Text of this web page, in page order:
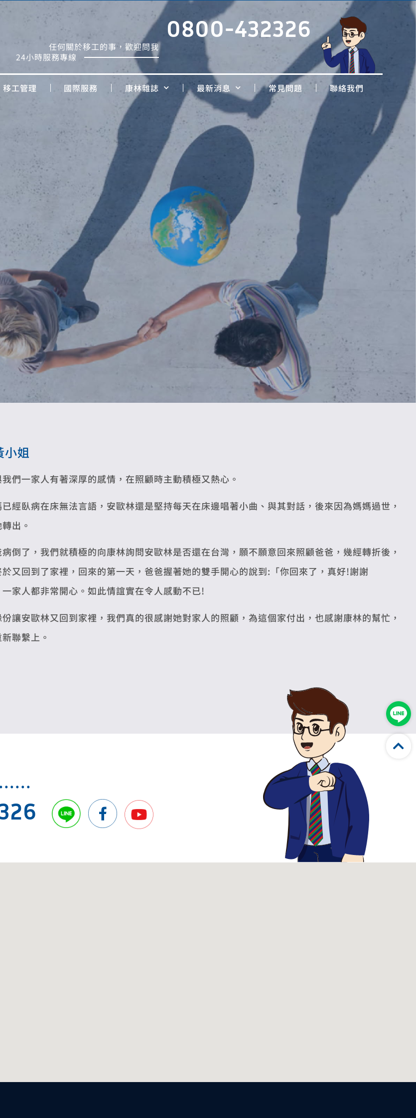
任何關於移工的事，歡迎問我
24小時服務專線
0800-432326
移工管理 國際服務 康林雜誌 最新消息 常見問題 聯絡我們
小姐
們一家人有著深厚的感情，在照顧時主動積極又熱心。
經臥病在床無法言語，安歐林還是堅持每天在床邊唱著小曲、與其對話，後來因為媽媽過世，
出。
倒了，我們就積極的向康林詢問安歐林是否還在台灣，願不願意回來照顧爸爸，幾經轉折後，
又回到了家裡，回來的第一天，爸爸握著她的雙手開心的說到:「你回來了，真好!謝謝
家人都非常開心。如此情誼實在令人感動不已!
讓安歐林又回到家裡，我們真的很感謝她對家人的照顧，為這個家付出，也感謝康林的幫忙，
聯繫上。